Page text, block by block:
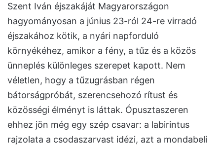
Szent Iván éjszakáját Magyarországon
hagyományosan a június 23-ról 24-re virradó
éjszakához kötik, a nyári napforduló
környékéhez, amikor a fény, a tűz és a közös
ünneplés különleges szerepet kapott. Nem
véletlen, hogy a tűzugrásban régen
bátorságpróbát, szerencsehozó rítust és
közösségi élményt is láttak. Ópusztaszeren
ehhez jön még egy szép csavar: a labirintus
rajzolata a csodaszarvast idézi, azt a mondabeli